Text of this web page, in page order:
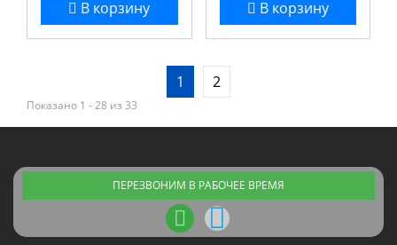
В корзину
В корзину
1 2
Показано 1 - 28 из 33
ПЕРЕЗВОНИМ В РАБОЧЕЕ ВРЕМЯ